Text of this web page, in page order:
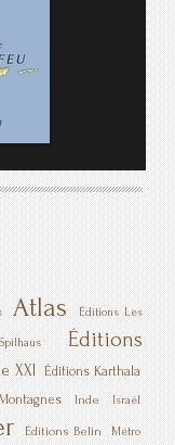
Atlas Éditions Les
Spilhaus
Éditions
XXI Éditions Karthala
Montagnes Inde Israël
Éditions Belin Métro